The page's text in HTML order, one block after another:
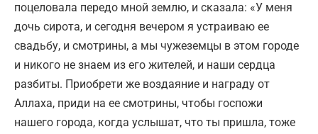
поцеловала передо мной землю, и сказала: «У меня
дочь сирота, и сегодня вечером я устраиваю ее
свадьбу, и смотрины, а мы чужеземцы в этом городе
и никого не знаем из его жителей, и наши сердца
разбиты. Приобрети же воздаяние и награду от
Аллаха, приди на ее смотрины, чтобы госпожи
нашего города, когда услышат, что ты пришла, тоже